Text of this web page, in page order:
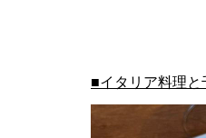
■イタリア料理と